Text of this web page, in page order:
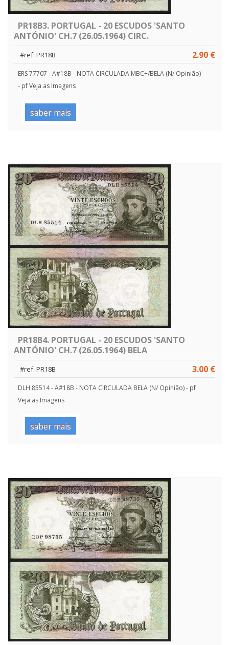
PR18B3. PORTUGAL - 20 ESCUDOS 'SANTO
ANTÓNIO' CH.7 (26.05.1964) CIRC.
2.90 €
#ref: PR18B
ERS 77707 - A#18B - NOTA CIRCULADA MBC+/BELA (N/ Opinião)
- pf Veja as Imagens
saber mais
PR18B4. PORTUGAL - 20 ESCUDOS 'SANTO
ANTÓNIO' CH.7 (26.05.1964) BELA
3.00 €
#ref: PR18B
DLH 85514 - A#18B - NOTA CIRCULADA BELA (N/ Opinião) - pf
Veja as Imagens
saber mais